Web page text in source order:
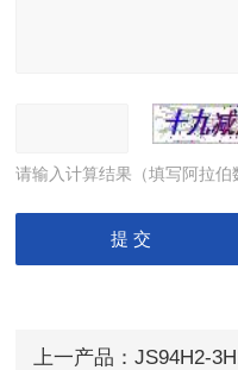
请输入计算结果（填写阿拉
上一产品： JS94H2-